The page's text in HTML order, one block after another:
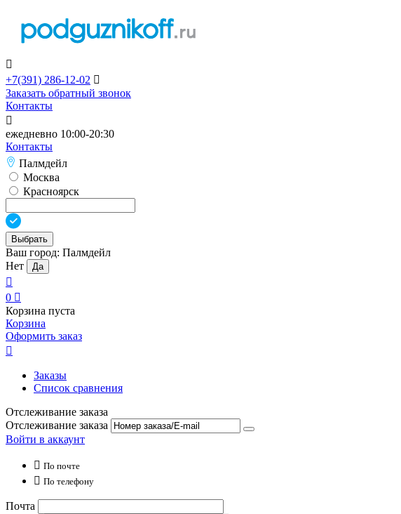

+7(391) 286-12-02 
Заказать обратный звонок
Контакты

ежедневно 10:00-20:30
Контакты
Палмдейл
Москва
Красноярск
Выбрать
Ваш город: Палмдейл
Нет
Да

0 
Корзина пуста
Корзина
Оформить заказ

Заказы
Список сравнения
Отслеживание заказа
Отслеживание заказа
Войти в аккаунт
 По почте
 По телефону
Почта